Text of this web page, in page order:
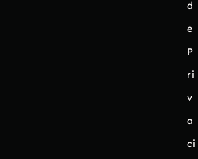
d
e
P
ri
v
a
ci